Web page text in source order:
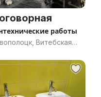
работы
Витебская